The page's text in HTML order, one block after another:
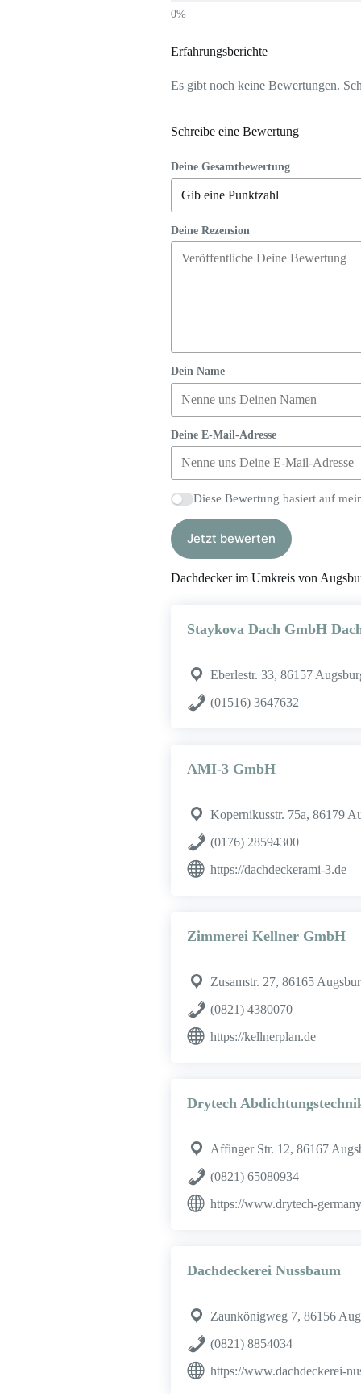
Erfahrungsberichte
Es gibt noch keine Bewertungen.
Schreibe eine Bewertung
Deine Gesamtbewertung
Deine Rezension
Dein Name
Deine E-Mail-Adresse
Diese Bewertung basiert auf
Jetzt bewerten
Dachdecker im Umkreis von
Staykova Dach GmbH
Eberlestr. 33, 86157
(01516) 3647632
AMI-3 GmbH
Kopernikusstr. 75a, 86179
(0176) 28594300
https://dachdeckerami-3.de
Zimmerei Kellner GmbH
Zusamstr. 27, 86165
(0821) 4380070
https://kellnerplan.de
Drytech
Affinger Str. 12, 86167
(0821) 65080934
https://www.drytech-
Dachdeckerei Nussbaum
Zaunkönigweg 7, 86156
(0821) 8854034
https://www.dachdeckerei-